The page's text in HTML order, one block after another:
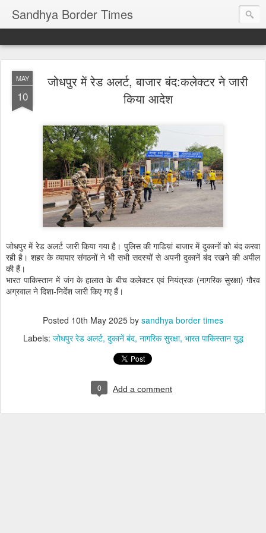
Sandhya Border Times
MAY
10
जोधपुर में रेड अलर्ट, बाजार बंद:कलेक्टर ने जारी
किया आदेश
जोधपुर में रेड अलर्ट जारी किया गया है। पुलिस की गाडिय़ां बाजार में दुकानों को बंद करवा
रही है। शहर के व्यापार संगठनों ने भी सभी सदस्यों से अपनी दुकानें बंद रखने की अपील
की हैं।
भारत पाकिस्तान में जंग के हालात के बीच कलेक्टर एवं नियंत्रक (नागरिक सुरक्षा) गौरव
अग्रवाल ने दिशा-निर्देश जारी किए गए हैं।
Posted 10th May 2025 by sandhya border times
Labels: जोधपुर रेड अलर्ट दुकानें बंद नागरिक सुरक्षा भारत पाकिस्तान युद्ध
0 Add a comment